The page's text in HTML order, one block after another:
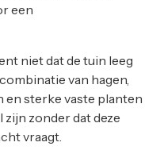
een
niet dat de tuin leeg
van hagen,
en sterke vaste planten
zonder dat deze
vraagt.